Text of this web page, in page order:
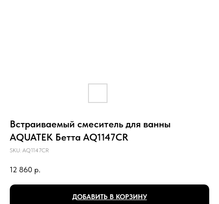
Встраиваемый смеситель для ванны
AQUATEK Бетта AQ1147CR
SKU: AQ1147CR
12 860 р.
ДОБАВИТЬ В КОРЗИНУ